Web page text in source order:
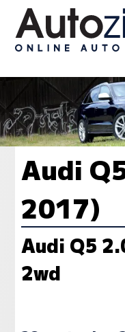
Audi
2017)
Audi Q5
2wd